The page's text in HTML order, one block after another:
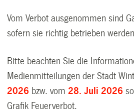
Vom Verbot ausgenommen sind
sofern sie richtig betrieben
Bitte beachten Sie die
Medienmitteilungen der Stadt
2026 bzw. vom28. Juli 2026
Grafik Feuerverbot.